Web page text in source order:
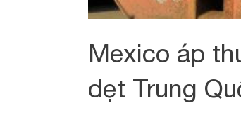
Mexico áp
dẹt Trung